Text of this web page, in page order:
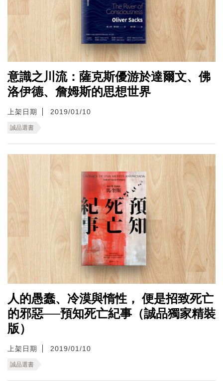
意識之川流：薩克斯優游於達爾文、佛
洛伊德、詹姆斯的思想世界
上架日期 2019/01/10
誠品選書
人的愚蠢、冷漠與惰性， 便是招致死亡
的邪惡──預知死亡紀事（誠品獨家精裝
版）
上架日期 2019/01/10
誠品選書